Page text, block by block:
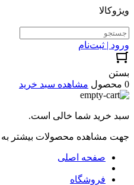
ویژوکالا
ورود | ثبت‌نام
بستن
0 محصول
مشاهده سبد خرید
سبد خرید شما خالی است.
جهت مشاهده محصولات بیشتر به
صفحه اصلی
فروشگاه